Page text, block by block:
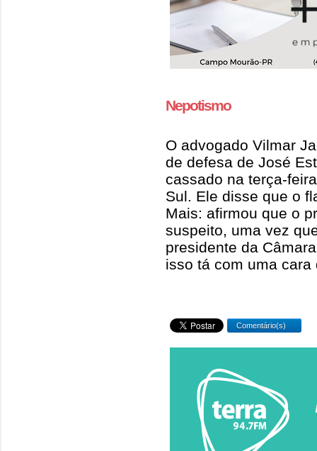
Nepotismo
O advogado Vilmar
de defesa de José
cassado na terça-
Sul. Ele disse que o
Mais: afirmou que o
suspeito, uma vez
presidente da
isso tá com uma
Comentário(s)